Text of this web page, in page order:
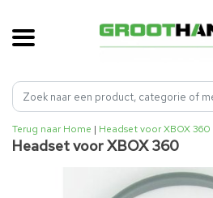
Terug naar Home | Headset voor XBOX 360
Headset voor XBOX 360